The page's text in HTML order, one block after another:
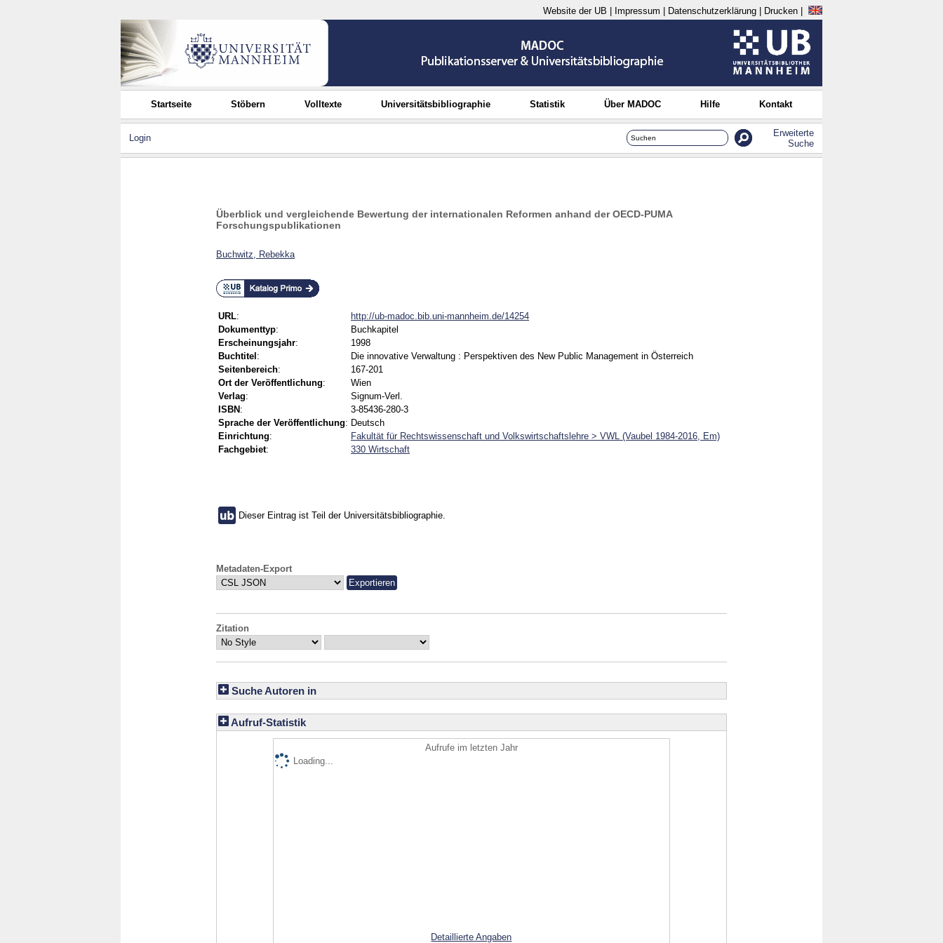
Website der UB Impressum Datenschutzerklärung Drucken
Startseite Stöbern Volltexte Universitätsbibliographie Statistik Über MADOC Hilfe Kontakt
Login
Erweiterte
Suche
Überblick und vergleichende Bewertung der internationalen Reformen anhand der OECD-PUMA
Forschungspublikationen
Buchwitz, Rebekka
URL:
http://ub-madoc.bib.uni-mannheim.de/14254
Dokumenttyp:
Buchkapitel
Erscheinungsjahr:
1998
Buchtitel :
Die innovative Verwaltung : Perspektiven des New Public Management in Österreich
Seitenbereich:
167-201
Ort der Veröffentlichung:
Wien
Verlag:
Signum-Verl.
ISBN :
3-85436-280-3
Sprache der Veröffentlichung: Deutsch
Einrichtung:
Fakultät für Rechtswissenschaft und Volkswirtschaftslehre > VWL (Vaubel 1984-2016, Em)
Fachgebiet: 330 Wirtschaft
Dieser Eintrag ist Teil der Universitätsbibliographie.
Metadaten-Export
Zitation
Suche Autoren in
Aufruf-Statistik
Aufrufe im letzten Jahr
Loading...
Detaillierte Angaben